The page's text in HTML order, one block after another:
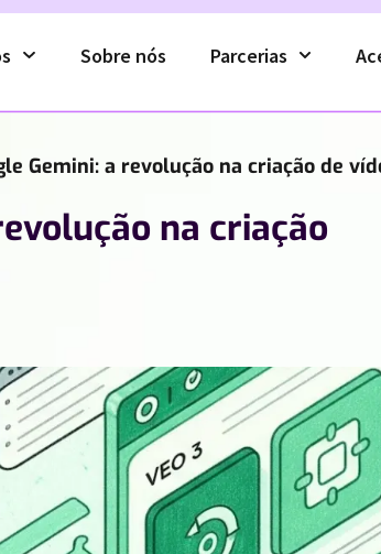
Sobre nós Parcerias
Gemini: a revolução na criação de
na criação